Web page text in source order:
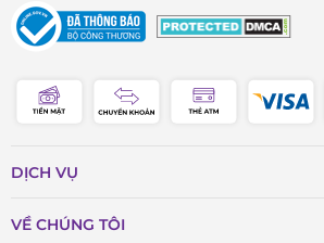
DỊCH VỤ
VỀ CHÚNG TÔI